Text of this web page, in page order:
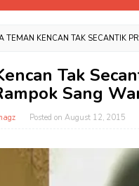
TEMAN KENCAN TAK SECANTIK
Tak
Sang
Posted onAugust 12, 2015